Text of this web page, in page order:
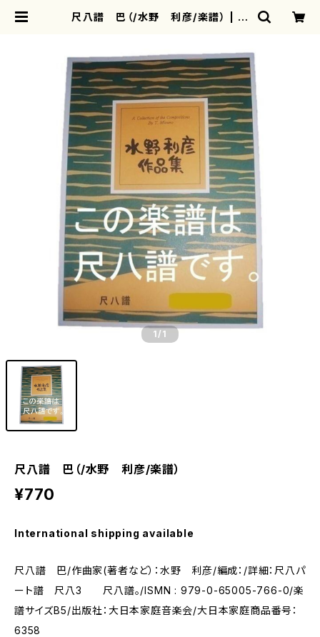
尺八譜 巴（/水野 利彦/楽譜） | m
1/1
尺八譜 巴（/水野 利彦/楽譜）
¥770
International shipping available
尺八譜 巴/作曲家(著者など）：水野 利彦/編成：/詳細：尺八パ
ート譜 尺八3 尺八譜。/ISMN : 979-0-65005-766-0/楽
譜サイズB5/出版社：大日本家庭音楽会/大日本家庭商品番号：
6358